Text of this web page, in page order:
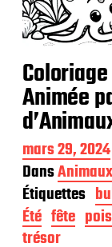
Animée
D
a
t
e
d
e
mars 29, 2024
DansAnimaux
Étiquettes
Été fête
trésor